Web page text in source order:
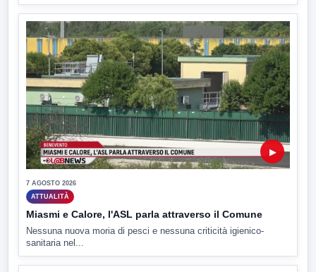
▶
7 AGOSTO 2026
ATTUALITÀ
Miasmi e Calore, l'ASL parla attraverso il Comune
Nessuna nuova moria di pesci e nessuna criticità igienico-
sanitaria nel...